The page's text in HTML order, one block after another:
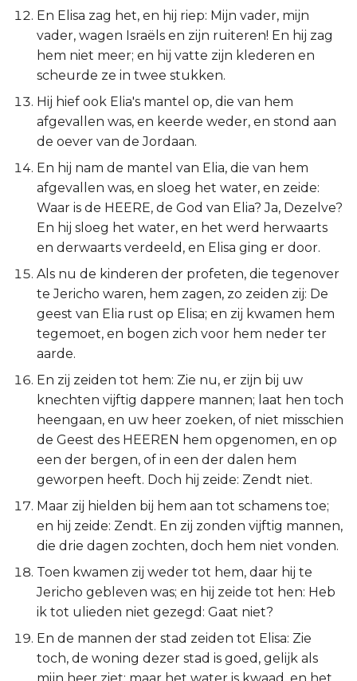
En Elisa zag het, en hij riep: Mijn vader, mijn
vader, wagen Israëls en zijn ruiteren! En hij zag
hem niet meer; en hij vatte zijn klederen en
scheurde ze in twee stukken.
Hij hief ook Elia's mantel op, die van hem
afgevallen was, en keerde weder, en stond aan
de oever van de Jordaan.
En hij nam de mantel van Elia, die van hem
afgevallen was, en sloeg het water, en zeide:
Waar is de HEERE, de God van Elia? Ja, Dezelve?
En hij sloeg het water, en het werd herwaarts
en derwaarts verdeeld, en Elisa ging er door.
Als nu de kinderen der profeten, die tegenover
te Jericho waren, hem zagen, zo zeiden zij: De
geest van Elia rust op Elisa; en zij kwamen hem
tegemoet, en bogen zich voor hem neder ter
aarde.
En zij zeiden tot hem: Zie nu, er zijn bij uw
knechten vijftig dappere mannen; laat hen toch
heengaan, en uw heer zoeken, of niet misschien
de Geest des HEEREN hem opgenomen, en op
een der bergen, of in een der dalen hem
geworpen heeft. Doch hij zeide: Zendt niet.
Maar zij hielden bij hem aan tot schamens toe;
en hij zeide: Zendt. En zij zonden vijftig mannen,
die drie dagen zochten, doch hem niet vonden.
Toen kwamen zij weder tot hem, daar hij te
Jericho gebleven was; en hij zeide tot hen: Heb
ik tot ulieden niet gezegd: Gaat niet?
En de mannen der stad zeiden tot Elisa: Zie
toch, de woning dezer stad is goed, gelijk als